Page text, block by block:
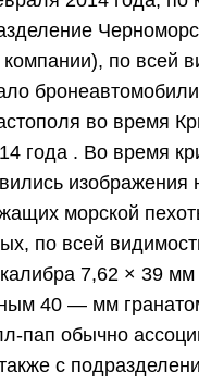
по всей
во время
года . Во время
изображения
морской
по всей
7,62 × 39 мм
40 — мм
пап обычно
с